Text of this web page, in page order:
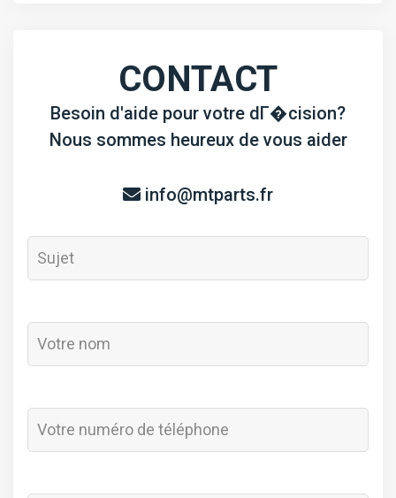
CONTACT
Besoin d'aide pour votre dГ�cision?
Nous sommes heureux de vous aider
info@mtparts.fr